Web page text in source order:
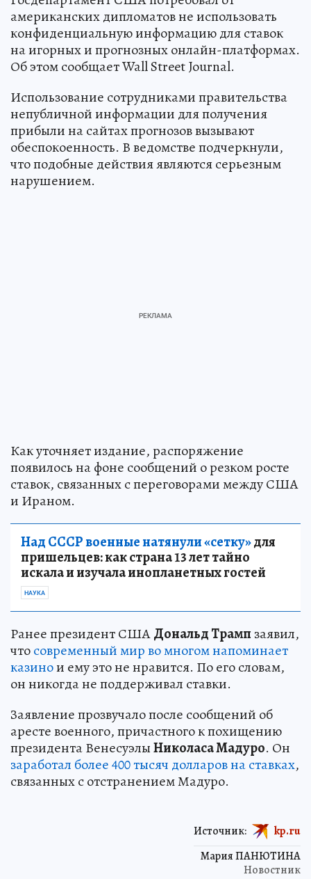
американских дипломатов не использовать
конфиденциальную информацию для ставок
на игорных и прогнозных онлайн-платформах.
Об этом сообщает Wall Street Journal.
Использование сотрудниками правительства
непубличной информации для получения
прибыли на сайтах прогнозов вызывают
обеспокоенность. В ведомстве подчеркнули,
что подобные действия являются серьезным
нарушением.
Как уточняет издание, распоряжение
появилось на фоне сообщений о резком росте
ставок, связанных с переговорами между США
и Ираном.
Над СССР военные натянули «сетку»для
пришельцев: как страна 13 лет тайно
искала и изучала инопланетных гостей
НАУКА
Ранее президент СШАДональд Трамп заявил,
чтосовременный мир во многом напоминает
казинои ему это не нравится. По его словам,
он никогда не поддерживал ставки.
Заявление прозвучало после сообщений об
аресте военного, причастного к похищению
президента ВенесуэлыНиколаса Мадуро. Он
заработал более 400 тысяч долларов на ставках,
связанных с отстранением Мадуро.
Мария ПАНЮТИНА
Новостник
Источник: kp.ru